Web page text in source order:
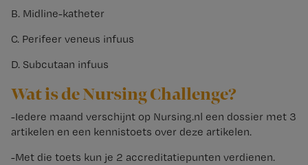
B. Midline-katheter
C. Perifeer veneus infuus
D. Subcutaan infuus
Wat is de Nursing Challenge?
-Iedere maand verschijnt op Nursing.nl een dossier met 3
artikelen en een kennistoets over deze artikelen.
-Met die toets kun je 2 accreditatiepunten verdienen.